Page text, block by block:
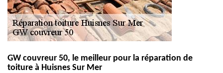
GW couvreur 50, le meilleur pour la réparation de
toiture à Huisnes Sur Mer